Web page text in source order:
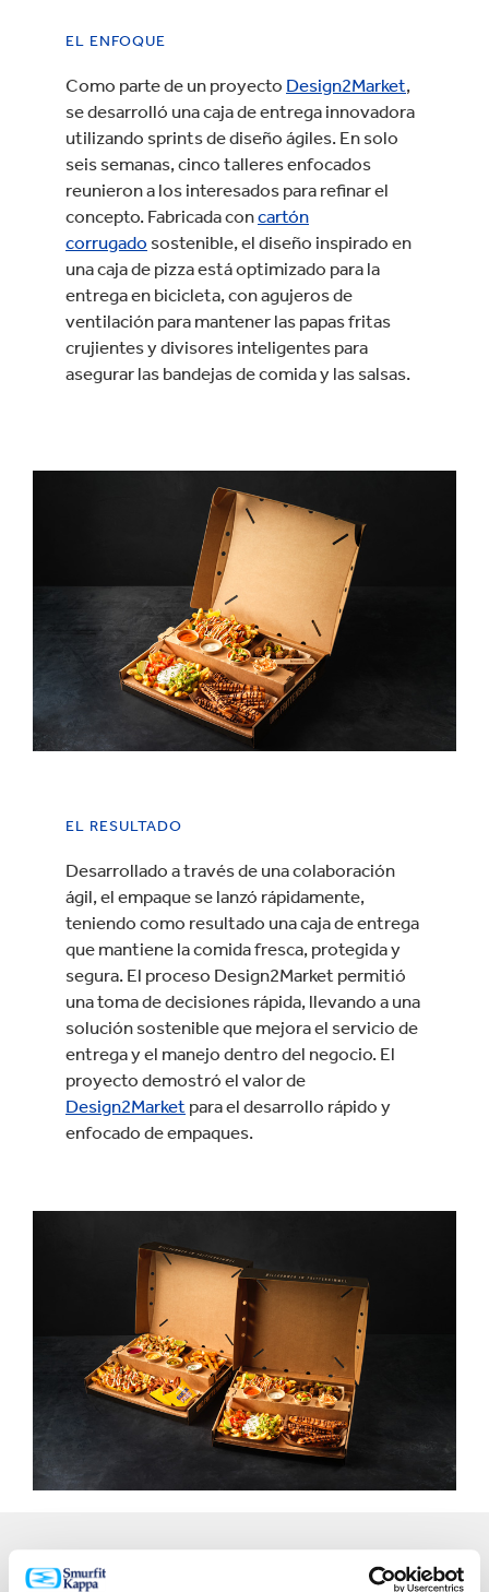
EL ENFOQUE
Como parte de un proyecto Design2Market,
se desarrolló una caja de entrega innovadora
utilizando sprints de diseño ágiles. En solo
seis semanas, cinco talleres enfocados
reunieron a los interesados para refinar el
concepto. Fabricada concartón
corrugado sostenible, el diseño inspirado en
una caja de pizza está optimizado para la
entrega en bicicleta, con agujeros de
ventilación para mantener las papas fritas
crujientes y divisores inteligentes para
asegurar las bandejas de comida y las salsas.
EL RESULTADO
Desarrollado a través de una colaboración
ágil, el empaque se lanzó rápidamente,
teniendo como resultado una caja de entrega
que mantiene la comida fresca, protegida y
segura. El proceso Design2Market permitió
una toma de decisiones rápida, llevando a una
solución sostenible que mejora el servicio de
entrega y el manejo dentro del negocio. El
proyecto demostró el valor de
Design2Market para el desarrollo rápido y
enfocado de empaques.
"Al inicio de un proyecto Design2Market, es